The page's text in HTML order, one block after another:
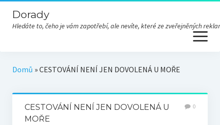
Dorady
Hledáte to, čeho je vám zapotřebí, ale nevíte, které ze zveřejněných
open
menu
Domů »CESTOVÁNÍ NENÍ JEN DOVOLENÁ U MOŘE
CESTOVÁNÍ NENÍ JEN DOVOLENÁ U
MOŘE
0